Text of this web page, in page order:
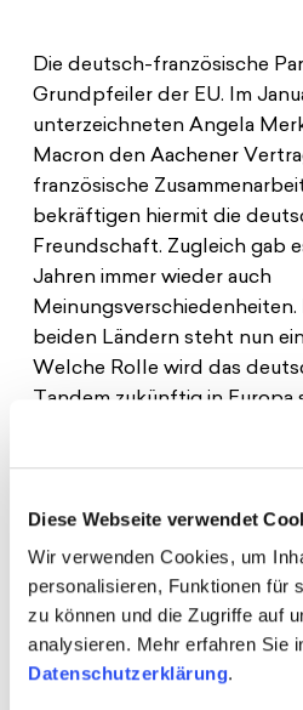
Diese Webseite verwendet
Wir verwenden Cookies, um
personalisieren, Funktionen für
zu können und die Zugriffe auf
analysieren. Mehr erfahren Sie
Datenschutzerklärung.
Die deutsch-französische
Grundpfeiler der EU. Im
unterzeichneten Angela
Macron den Aachener
französische
bekräftigen hiermit die
Freundschaft. Zugleich gab
Jahren immer wieder auch
beiden Ländern steht nun
Welche Rolle wird das
Tandem zukünftig in Europa
Frankreich gemeinsam mit
Herausforderungen
Weichen müssen gestellt
Herausforderungen, aber
erwarten? Was sollte die
Ratspräsidentschaft